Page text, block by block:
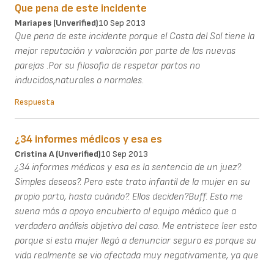
Que pena de este incidente
Mariapes (unverified)10 Sep 2013
Que pena de este incidente porque el Costa del Sol tiene la
mejor reputación y valoración por parte de las nuevas
parejas .Por su filosofia de respetar partos no
inducidos,naturales o normales.
Respuesta
¿34 informes médicos y esa es
Cristina A (unverified)10 Sep 2013
¿34 informes médicos y esa es la sentencia de un juez?.
Simples deseos?. Pero este trato infantil de la mujer en su
propio parto, hasta cuándo?. Ellos deciden?Buff. Esto me
suena más a apoyo encubierto al equipo médico que a
verdadero análisis objetivo del caso. Me entristece leer esto
porque si esta mujer llegó a denunciar seguro es porque su
vida realmente se vio afectada muy negativamente, ya que